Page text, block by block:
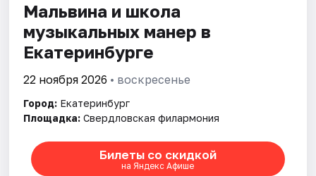
Площадки
Артисты
Рейтинги
Мальвина и школа
музыкальных манер в
Екатеринбурге
22 ноября 2026 • воскресенье
Город: Екатеринбург
Площадка: Свердловская филармония
Билеты со скидкой
на Яндекс Афише